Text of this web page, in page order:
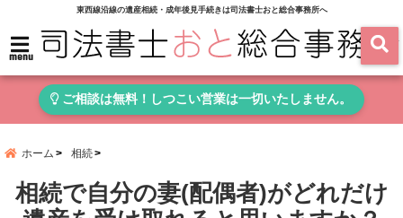
東西線沿線の遺産相続・成年後見手続きは司法書士おと総合事務所へ
menu
ご相談は無料！しつこい営業は一切いたしません。
ホーム 相続
相続で自分の妻(配偶者)がどれだけ